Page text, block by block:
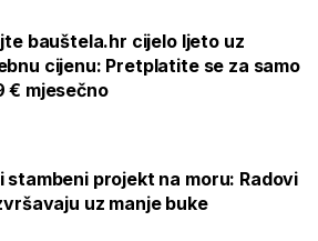
bauštela.hr cijelo ljeto uz
cijenu: Pretplatite se za samo
€ mjesečno
stambeni projekt na moru: Radovi
uz manje buke